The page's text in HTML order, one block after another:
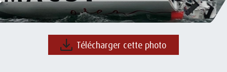
Télécharger cette photo